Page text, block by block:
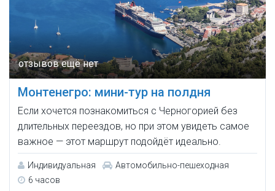
Монтенегро: мини-тур на полдня
Если хочется познакомиться с Черногорией без
длительных переездов, но при этом увидеть самое
важное — этот маршрут подойдёт идеально.
Индивидуальная
Автомобильно-пешеходная
6 часов